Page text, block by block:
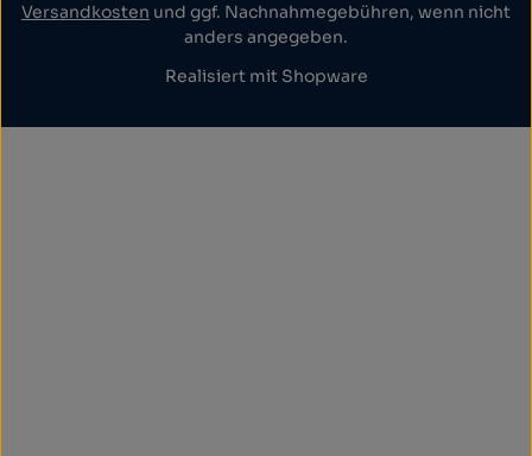
Versandkosten und ggf. Nachnahmegebühren, wenn nicht
anders angegeben.
Realisiert mit Shopware